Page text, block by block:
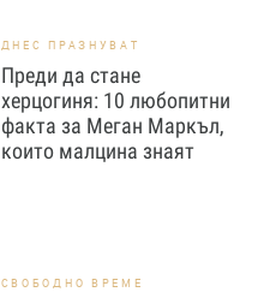
ДНЕС ПРАЗНУВАТ
Преди да стане
херцогиня: 10 любопитни
факта за Меган Маркъл,
които малцина знаят
СВОБОДНО ВРЕМЕ